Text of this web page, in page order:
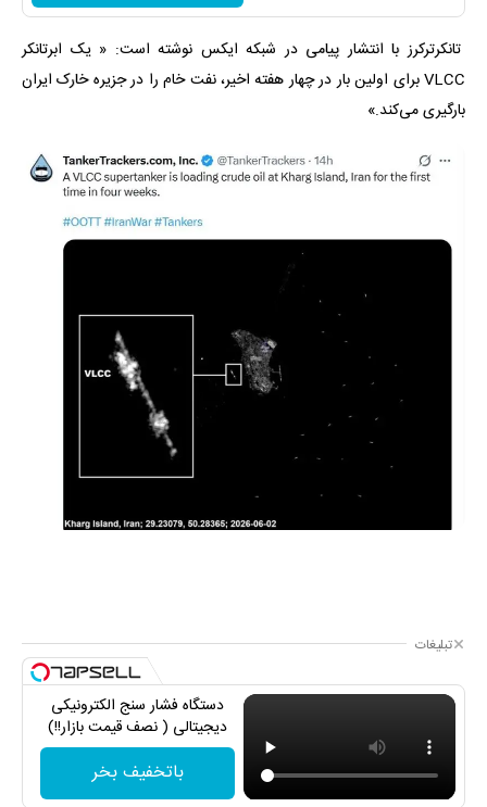
تانکرترکرز با انتشار پیامی در شبکه ایکس نوشته است: « یک ابرتانکر
VLCC برای اولین بار در چهار هفته اخیر، نفت خام را در جزیره خارک ایران
بارگیری می‌کند.»
تبلیغات
دستگاه فشار سنج الکترونیکی
دیجیتالی ( نصف قیمت بازار!!)
باتخفیف بخر